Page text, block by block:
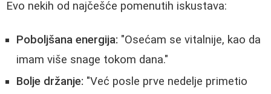
Evo nekih od najčešće pomenutih iskustava:
Poboljšana energija: "Osećam se vitalnije, kao da
imam više snage tokom dana."
Bolje držanje: "Već posle prve nedelje primetio